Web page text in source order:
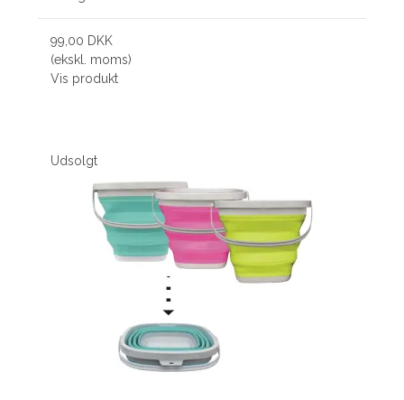
99,00 DKK
(ekskl. moms)
Vis produkt
Udsolgt